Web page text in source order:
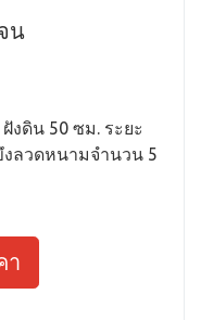
น
งดิน 50 ซม. ระยะ
งลวดหนามจำนวน 5
า